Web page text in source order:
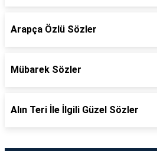
Arapça Özlü Sözler
Mübarek Sözler
Alın Teri İle İlgili Güzel Sözler